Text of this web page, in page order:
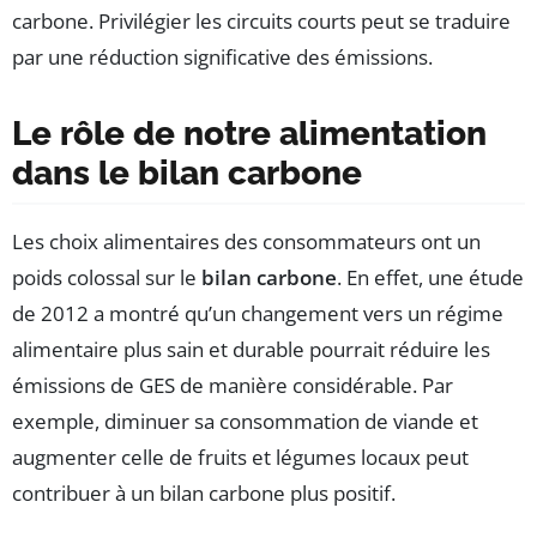
carbone. Privilégier les circuits courts peut se traduire
par une réduction significative des émissions.
Le rôle de notre alimentation
dans le bilan carbone
Les choix alimentaires des consommateurs ont un
poids colossal sur le bilan carbone. En effet, une étude
de 2012 a montré qu’un changement vers un régime
alimentaire plus sain et durable pourrait réduire les
émissions de GES de manière considérable. Par
exemple, diminuer sa consommation de viande et
augmenter celle de fruits et légumes locaux peut
contribuer à un bilan carbone plus positif.